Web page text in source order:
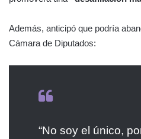
Además, anticipó que podría
Cámara de Diputados:
“No soy el único,